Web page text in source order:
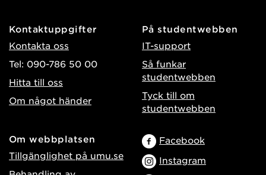
Kontaktuppgifter
Kontakta oss
Tel: 090-786 50 00
Hitta till oss
Om något händer
På studentwebben
IT-support
Så funkar
studentwebben
Tyck till om
studentwebben
Om webbplatsen
Tillgänglighet på umu.se
Facebook
Instagram